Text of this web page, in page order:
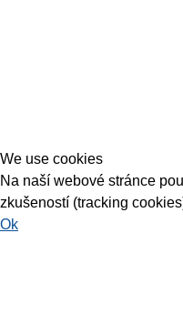
We use cookies
Na naší webové stránce
zkušeností (tracking
Ok